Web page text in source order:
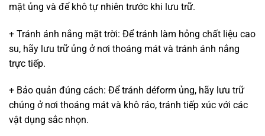
mặt ủng và để khô tự nhiên trước khi lưu trữ.
+ Tránh ánh nắng mặt trời: Để tránh làm hỏng chất liệu cao
su, hãy lưu trữ ủng ở nơi thoáng mát và tránh ánh nắng
trực tiếp.
+ Bảo quản đúng cách: Để tránh déform ủng, hãy lưu trữ
chúng ở nơi thoáng mát và khô ráo, tránh tiếp xúc với các
vật dụng sắc nhọn.